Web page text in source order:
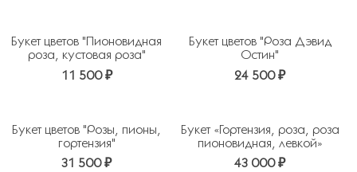
Букет цветов "Пионовидная
роза, кустовая роза"
11 500 ₽
Букет цветов "Роза Дэвид
Остин"
24 500 ₽
Букет цветов "Розы, пионы,
гортензия"
31 500 ₽
Букет «Гортензия, роза, роза
пионовидная, левкой»
43 000 ₽